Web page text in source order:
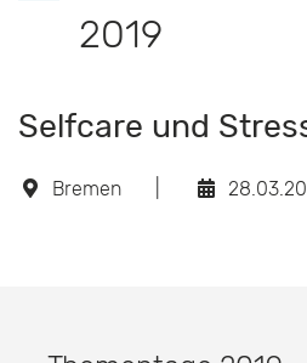
2019
Selfcare und
Bremen